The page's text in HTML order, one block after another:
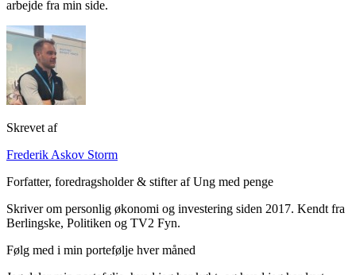
arbejde fra min side.
Skrevet af
Frederik Askov Storm
Forfatter, foredragsholder & stifter af Ung med penge
Skriver om personlig økonomi og investering siden 2017. Kendt fra
Berlingske, Politiken og TV2 Fyn.
Følg med i min portefølje hver måned